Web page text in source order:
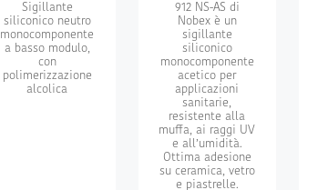
Sigillante
siliconico neutro
monocomponente
a basso modulo,
con
polimerizzazione
alcolica
912 NS-AS di
Nobex è un
sigillante
siliconico
monocomponente
acetico per
applicazioni
sanitarie,
resistente alla
muffa, ai raggi UV
e all’umidità.
Ottima adesione
su ceramica, vetro
e piastrelle.